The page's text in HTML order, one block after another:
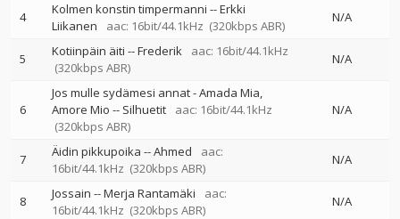
4 Kolmen konstin timpermanni --Erkki
Liikanen
aac: 16bit/44.1kHz (320kbps ABR)
N/A
5 Kotiinpäin äiti --Frederik
aac: 16bit/44.1kHz
(320kbps ABR)
N/A
6
Jos mulle sydämesi annat - Amada Mia,
Amore Mio -- Silhuetit
aac: 16bit/44.1kHz
(320kbps ABR)
N/A
7 Äidin pikkupoika --Ahmed
aac:
16bit/44.1kHz (320kbps ABR)
N/A
8 Jossain --Merja Rantamäki
aac:
16bit/44.1kHz (320kbps ABR)
N/A